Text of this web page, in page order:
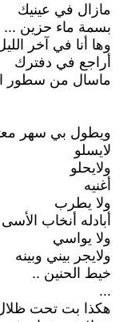
مازال في عينيك
بسمة ماء حزين ...
وها أنا في آخر
أراجع في دفترك
ماسال من سطور
ويطول بي سهر
لايسلو
ولايحلو
أغنيه
ولا يطرب
أبادله أنخاب الأسى
ولا يواسي
ولايجر بيني وبينه
خيط الحنين ..
...
هكذا بت تحت ظلال